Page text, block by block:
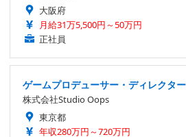
大阪府
月給31万5,500円～50万円
正社員
ゲームプロデューサー・ディレクタ
株式会社Studio Oops
東京都
年収280万円～720万円